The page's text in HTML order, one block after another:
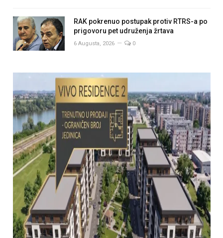
RAK pokrenuo postupak protiv RTRS-a po
prigovoru pet udruženja žrtava
6 Augusta, 2026 0